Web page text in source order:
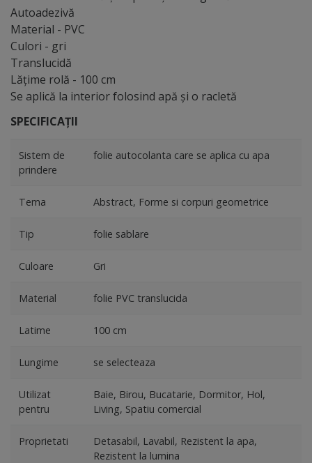
Autoadezivă
Material - PVC
Culori - gri
Translucidă
Lăţime rolă - 100 cm
Se aplică la interior folosind apă şi o racletă
SPECIFICAȚII
Sistem de
prindere
folie autocolanta care se aplica cu apa
Tema Abstract, Forme si corpuri geometrice
Tip folie sablare
Culoare Gri
Material folie PVC translucida
Latime 100 cm
Lungime se selecteaza
Utilizat
pentru
Baie, Birou, Bucatarie, Dormitor, Hol,
Living, Spatiu comercial
Proprietati
Detasabil, Lavabil, Rezistent la apa,
Rezistent la lumina